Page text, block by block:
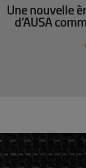
Une nouvelle
d’AUSA